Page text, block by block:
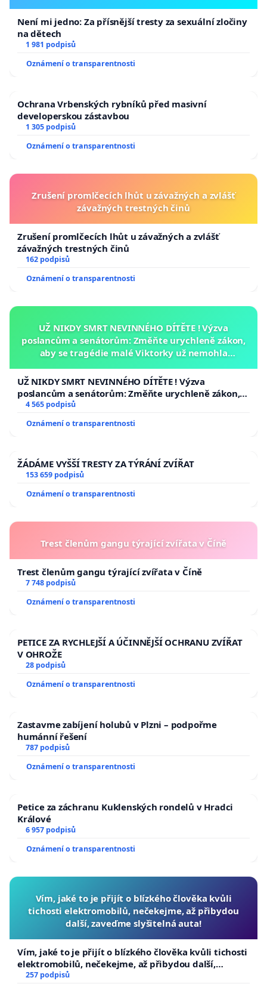
Není mi jedno: Za přísnější tresty za sexuální zločiny
na dětech
1 981 podpisů
Oznámení o transparentnosti
Ochrana Vrbenských rybníků před masivní
developerskou zástavbou
1 305 podpisů
Oznámení o transparentnosti
Zrušení promlčecích lhůt u závažných a zvlášť
závažných trestných činů
Zrušení promlčecích lhůt u závažných a zvlášť
závažných trestných činů
162 podpisů
Oznámení o transparentnosti
UŽ NIKDY SMRT NEVINNÉHO DÍTĚTE ! Výzva
poslancům a senátorům: Změňte urychleně zákon,
aby se tragédie malé Viktorky už nemohla
UŽ NIKDY SMRT NEVINNÉHO DÍTĚTE ! Výzva
poslancům a senátorům: Změňte urychleně zákon,
aby se tragédie malé Viktorky už nemohla opakovat!
4 565 podpisů
Oznámení o transparentnosti
ŽÁDÁME VYŠŠÍ TRESTY ZA TÝRÁNÍ ZVÍŘAT
153 659 podpisů
Oznámení o transparentnosti
Trest členům gangu týrající zvířata v Číně
Trest členům gangu týrající zvířata v Číně
7 748 podpisů
Oznámení o transparentnosti
PETICE ZA RYCHLEJŠÍ A ÚČINNĚJŠÍ OCHRANU ZVÍŘAT
V OHROŽE
28 podpisů
Oznámení o transparentnosti
Zastavme zabíjení holubů v Plzni – podpořme
humánní řešení
787 podpisů
Oznámení o transparentnosti
Petice za záchranu Kuklenských rondelů v Hradci
Králové
6 957 podpisů
Oznámení o transparentnosti
Vím, jaké to je přijít o blízkého člověka kvůli
tichosti elektromobilů, nečekejme, až přibydou
další, zaveďme slyšitelná auta!
Vím, jaké to je přijít o blízkého člověka kvůli tichosti
elektromobilů, nečekejme, až přibydou další,
zaveďme slyšitelná auta!
257 podpisů